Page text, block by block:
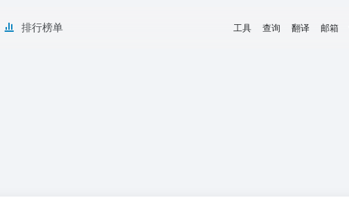
排行榜单 工具 查询 翻译 邮箱